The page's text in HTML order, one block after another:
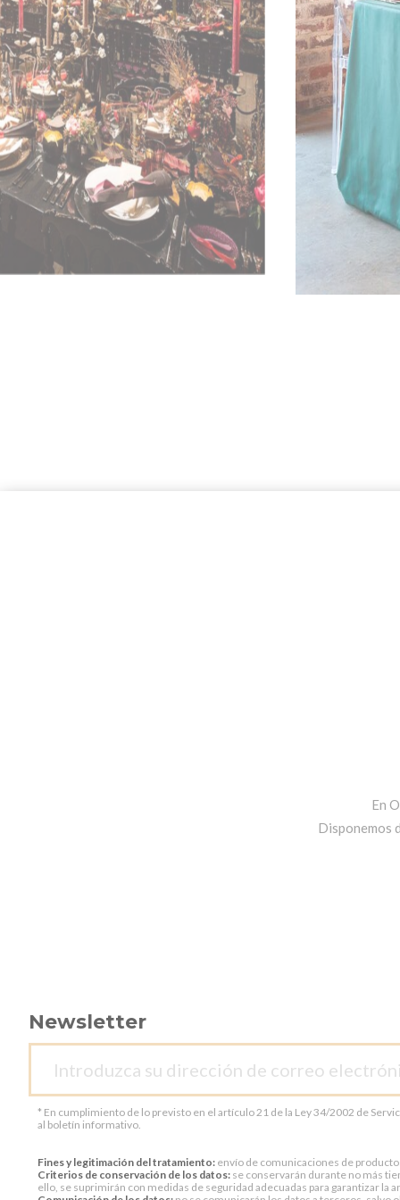
En
Disponemos
Newsletter
* En cumplimiento de lo previsto en el artículo 21 de la Ley 34/2002 de
al boletín informativo.
Fines y legitimación del tratamiento: envío de comunicaciones de
Criterios de conservación de los datos: se conservarán durante no más
ello, se suprimirán con medidas de seguridad adecuadas para garantizar